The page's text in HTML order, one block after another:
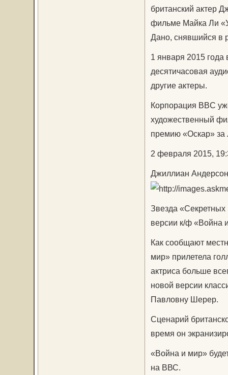
британский актер
фильме Майка Ли
Дано, снявшийся в
1 января 2015
десятичасовая
другие актеры.
Корпорация BBC
художественный
премию «Оскар»
2 февраля 2015,
Джиллиан
Звезда «Секретных
версии к/ф «Война
Как сообщают
мир» прилетела
актриса больше
новой версии
Павловну Шерер.
Сценарий
время он
«Война и мир»
на ВВС.